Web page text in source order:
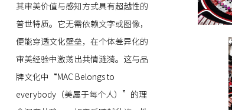
其审美价值与感知方式具有超越性的
普世特质。它无需依赖文字或图像，
便能穿透文化壁垒，在个体差异化的
审美经验中激荡出共情涟漪。这与品
牌文化中“MAC Belongs to
everybody（美属于每个人）”的理